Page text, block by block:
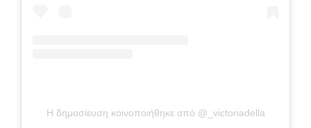
Η δημοσίευση κοινοποιήθηκε από @_victoriadella